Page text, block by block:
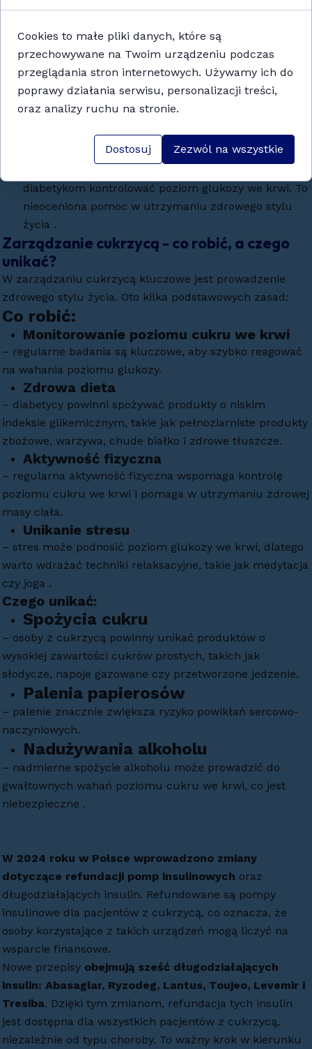
stopy cukrzycowej– poważnego powikłania, które
oferująspecjalne obuwieorazśrodki do
pielęgnacji skóry, które pomagają zapobiegać
powstawaniu ran i infekcji .
Produkty dietetyczne
Zdrowa dieta to kluczowy element zarządzania
cukrzycą. Wiele sklepów medycznych/nasze
/ oferujeprodukty o niskim indeksie
diabetykom kontrolować poziom glukozy we krwi. To
nieoceniona pomoc w utrzymaniu zdrowego stylu
życia .
Zarządzanie cukrzycą - co robić, a czego
unikać?
W zarządzaniu cukrzycą kluczowe jest prowadzenie
zdrowego stylu życia. Oto kilka podstawowych zasad:
Co robić:
Monitorowanie poziomu cukru we krwi
– regularne badania są kluczowe, aby szybko reagować
na wahania poziomu glukozy.
Zdrowa dieta
– diabetycy powinni spożywać produkty o niskim
indeksie glikemicznym, takie jak pełnoziarniste produkty
zbożowe, warzywa, chude białko i zdrowe tłuszcze.
Aktywność fizyczna
– regularna aktywność fizyczna wspomaga kontrolę
poziomu cukru we krwi i pomaga w utrzymaniu zdrowej
masy ciała.
Unikanie stresu
– stres może podnosić poziom glukozy we krwi, dlatego
warto wdrażać techniki relaksacyjne, takie jak medytacja
czy joga .
Czego unikać:
Spożycia cukru
– osoby z cukrzycą powinny unikać produktów o
wysokiej zawartości cukrów prostych, takich jak
słodycze, napoje gazowane czy przetworzone jedzenie.
Palenia papierosów
– palenie znacznie zwiększa ryzyko powikłań sercowo-
naczyniowych.
Nadużywania alkoholu
– nadmierne spożycie alkoholu może prowadzić do
gwałtownych wahań poziomu cukru we krwi, co jest
niebezpieczne .
W 2024 roku w Polsce wprowadzono zmiany
dotyczące refundacji pomp insulinowych oraz
długodziałających insulin. Refundowane są pompy
insulinowe dla pacjentów z cukrzycą, co oznacza, że
osoby korzystające z takich urządzeń mogą liczyć na
wsparcie finansowe.
Nowe przepisy obejmują sześć długodziałających
insulin: Abasaglar, Ryzodeg, Lantus, Toujeo, Levemir i
Tresiba. Dzięki tym zmianom, refundacja tych insulin
jest dostępna dla wszystkich pacjentów z cukrzycą,
niezależnie od typu choroby. To ważny krok w kierunku
Cookies to małe pliki danych, które są
przechowywane na Twoim urządzeniu podczas
przeglądania stron internetowych. Używamy ich do
poprawy działania serwisu, personalizacji treści,
oraz analizy ruchu na stronie.
Dostosuj Zezwól na wszystkie